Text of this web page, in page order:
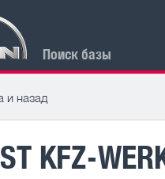
Поиск базы
и назад
KFZ-